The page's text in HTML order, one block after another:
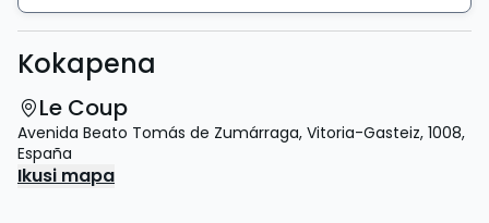
Kokapena
Le Coup
Avenida Beato Tomás de Zumárraga, Vitoria-Gasteiz, 1008,
España
Ikusi mapa